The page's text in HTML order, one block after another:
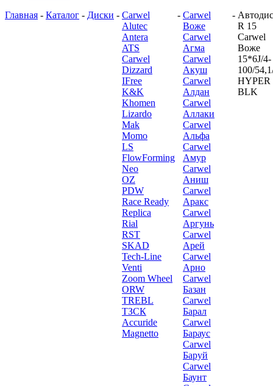
Главная - Каталог - Диски - Carwel
Alutec
Antera
ATS
Carwel
Dizzard
IFree
K&K
Khomen
Lizardo
Mak
Momo
LS
FlowForming
Neo
OZ
PDW
Race Ready
Replica
Rial
RST
SKAD
Tech-Line
Venti
Zoom Wheel
ORW
TREBL
ТЗСК
Accuride
Magnetto
- Carwel
Воже
Carwel
Агма
Carwel
Акуш
Carwel
Алдан
Carwel
Аллаки
Carwel
Альфа
Carwel
Амур
Carwel
Аниш
Carwel
Аракс
Carwel
Аргунь
Carwel
Арей
Carwel
Арно
Carwel
Базан
Carwel
Барал
Carwel
Бараус
Carwel
Баруй
Carwel
Баунт
-
R 15
Carwel
Воже
15*6J/4-
100/
HYPER
BLK